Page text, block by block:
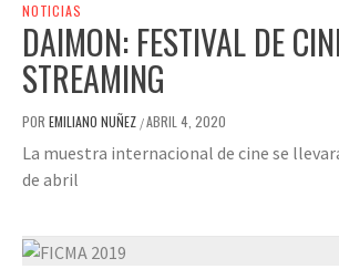
NOTICIAS
DAIMON: FESTIVAL DE
STREAMING
POR EMILIANO NUÑEZ /ABRIL 4, 2020
La muestra internacional de cine se
de abril